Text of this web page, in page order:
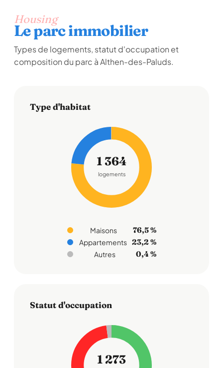
Housing
Le parc immobilier
Types de logements, statut d'occupation et
composition du parc à Althen-des-Paluds.
Type d'habitat
1 364
logements
Maisons 76,5 %
Appartements 23,2 %
Autres 0,4 %
Statut d'occupation
1 273